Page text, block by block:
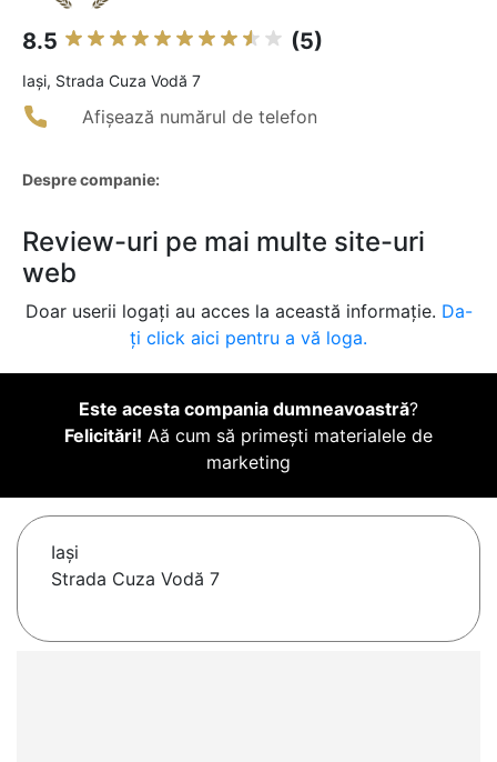
8.5 (5)
Iaşi, Strada Cuza Vodă 7
Afișează numărul de telefon
Despre companie:
Review-uri pe mai multe site-uri
web
Doar userii logați au acces la această informație. Da-
ți click aici pentru a vă loga.
Este acesta compania dumneavoastră?
Felicitări! Aă cum să primești materialele de
marketing
Iaşi
Strada Cuza Vodă 7